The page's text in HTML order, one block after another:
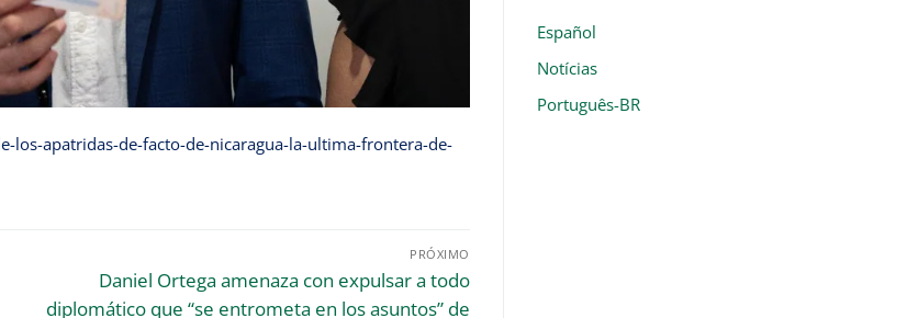
apatridas-de-facto-de-nicaragua-la-ultima-frontera-de-
PRÓXIMO
Daniel Ortega amenaza con expulsar a todo
diplomático que “se entrometa en los asuntos” de
Español
Notícias
Português-BR